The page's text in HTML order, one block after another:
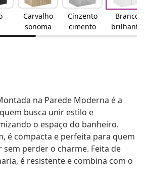
Carvalho
sonoma
Cinzento
cimento
Branco
brilhante
na Parede Moderna é a
busca unir estilo e
o espaço do banheiro.
é compacta e perfeita para quem
sem perder o charme. Feita de
é resistente e combina com o